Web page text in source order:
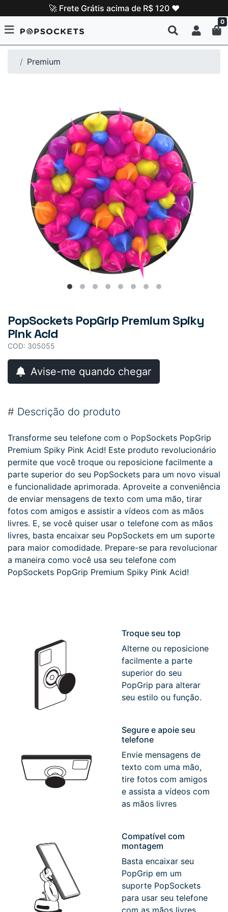
🚀 Frete Grátis acima de R$ 120 ❤️
0
Premium
PopSockets PopGrip Premium Spiky
Pink Acid
COD: 305055
Avise-me quando chegar
# Descrição do produto
Transforme seu telefone com o PopSockets PopGrip
Premium Spiky Pink Acid! Este produto revolucionário
permite que você troque ou reposicione facilmente a
parte superior do seu PopSockets para um novo visual
e funcionalidade aprimorada. Aproveite a conveniência
de enviar mensagens de texto com uma mão, tirar
fotos com amigos e assistir a vídeos com as mãos
livres. E, se você quiser usar o telefone com as mãos
livres, basta encaixar seu PopSockets em um suporte
para maior comodidade. Prepare-se para revolucionar
a maneira como você usa seu telefone com
PopSockets PopGrip Premium Spiky Pink Acid!
Troque seu top
Alterne ou reposicione
facilmente a parte
superior do seu
PopGrip para alterar
seu estilo ou função.
Segure e apoie seu
telefone
Envie mensagens de
texto com uma mão,
tire fotos com amigos
e assista a vídeos com
as mãos livres
Compatível com
montagem
Basta encaixar seu
PopGrip em um
suporte PopSockets
para usar seu telefone
com as mãos livres